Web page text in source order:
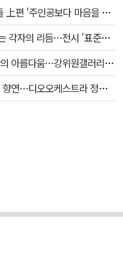
[음읽남] 김광진의 화자들 上편 '주인공보다 마음을 쓴 사람'
표준화된 시간을 살아가는 각자의 리듬…전시 '표준시차'
수십년간 포착한 우리 산의 아름다움…강위원갤러리 '팔공·지리展' 개최
세대를 잇는 한국 가곡의 향연…디오오케스트라 정기연주회 '노래의 날개 위에'